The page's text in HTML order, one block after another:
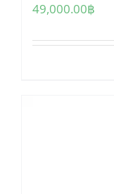
49,000.00฿